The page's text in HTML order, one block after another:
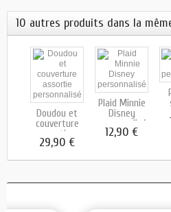
10 autres produits dans la
Doudou et
couverture
assortie...
29,90 €
Plaid Minnie
Disney
personnalisé
12,90 €